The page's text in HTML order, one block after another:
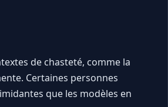
de chasteté, comme la
Certaines personnes
que les modèles en